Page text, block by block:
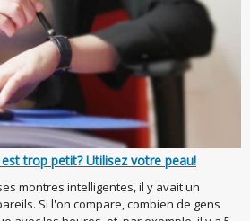
trop petit? Utilisez votre peau!
montres intelligentes, il y avait un
Si l'on compare, combien de gens